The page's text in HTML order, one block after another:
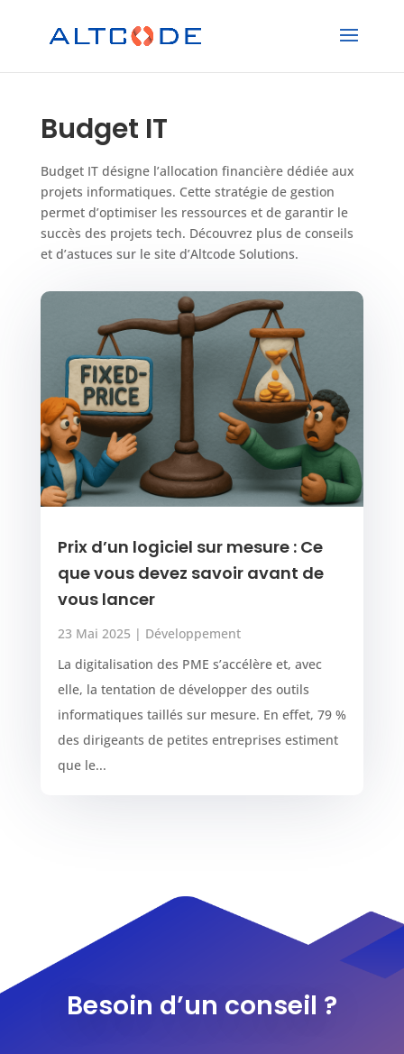
Budget IT
Budget IT désigne l’allocation financière dédiée aux
projets informatiques. Cette stratégie de gestion
permet d’optimiser les ressources et de garantir le
succès des projets tech. Découvrez plus de conseils
et d’astuces sur le site d’Altcode Solutions.
Prix d’un logiciel sur mesure : Ce
que vous devez savoir avant de
vous lancer
23 Mai 2025 | Développement
La digitalisation des PME s’accélère et, avec
elle, la tentation de développer des outils
informatiques taillés sur mesure. En effet, 79 %
des dirigeants de petites entreprises estiment
que le...
Besoin d’un conseil ?